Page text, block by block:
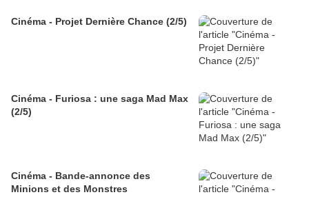
Cinéma - Projet Dernière Chance (2/5)
Cinéma - Furiosa : une saga Mad Max
(2/5)
Cinéma - Bande-annonce des
Minions et des Monstres